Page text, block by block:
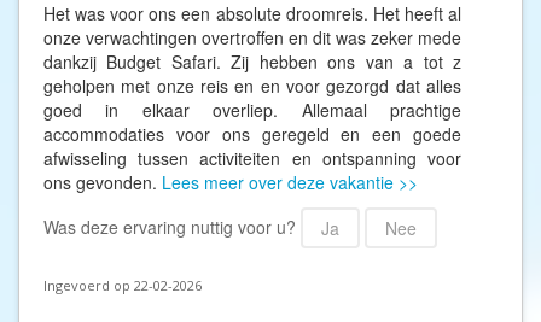
Het was voor ons een absolute droomreis. Het heeft al
onze verwachtingen overtroffen en dit was zeker mede
dankzij Budget Safari. Zij hebben ons van a tot z
geholpen met onze reis en en voor gezorgd dat alles
goed in elkaar overliep. Allemaal prachtige
accommodaties voor ons geregeld en een goede
afwisseling tussen activiteiten en ontspanning voor
ons gevonden. Lees meer over deze vakantie >>
Was deze ervaring nuttig voor u?
Ja Nee
Ingevoerd op 22-02-2026